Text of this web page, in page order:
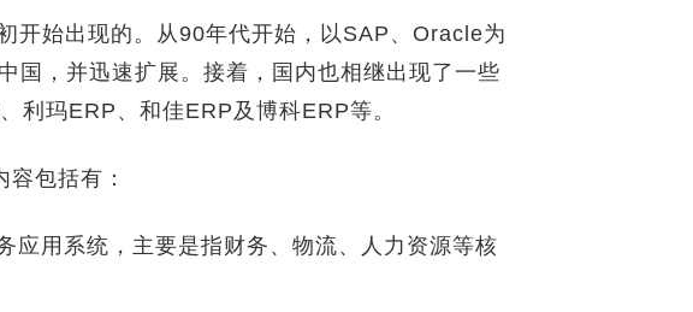
始出现的。从90年代开始，以SAP、Oracle为
国，并迅速扩展。接着，国内也相继出现了一些
利玛ERP、和佳ERP及博科ERP等。
包括有：
用系统，主要是指财务、物流、人力资源等核